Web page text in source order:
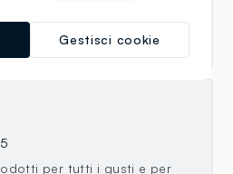
per tutti i gusti e per
Gestisci cookie